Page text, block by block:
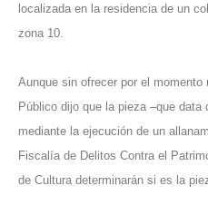
localizada en la residencia de un
zona 10.
Aunque sin ofrecer por el
Público dijo que la pieza –que
mediante la ejecución de un
Fiscalía de Delitos Contra el
de Cultura determinarán si es la